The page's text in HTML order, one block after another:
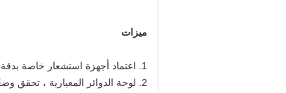
ميزات
1. اعتماد أجهزة استشعار خاصة بدقة عالية ومعايير عالية.
2. لوحة الدوائر المعيارية ، تحقق وضعًا مستقرًا ذكيًا لأخذ العينات المتعددة ، وتزن بدقة أكبر.